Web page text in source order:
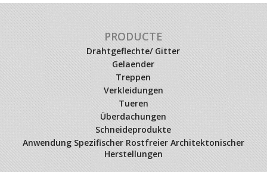
PRODUCTE
Drahtgeflechte/ Gitter
Gelaender
Treppen
Verkleidungen
Tueren
Überdachungen
Schneideprodukte
Anwendung Spezifischer Rostfreier Architektonischer
Herstellungen